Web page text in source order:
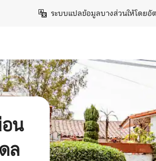
ระบบแปลข้อมูลบางส่วนให้โดยอั
น
ล